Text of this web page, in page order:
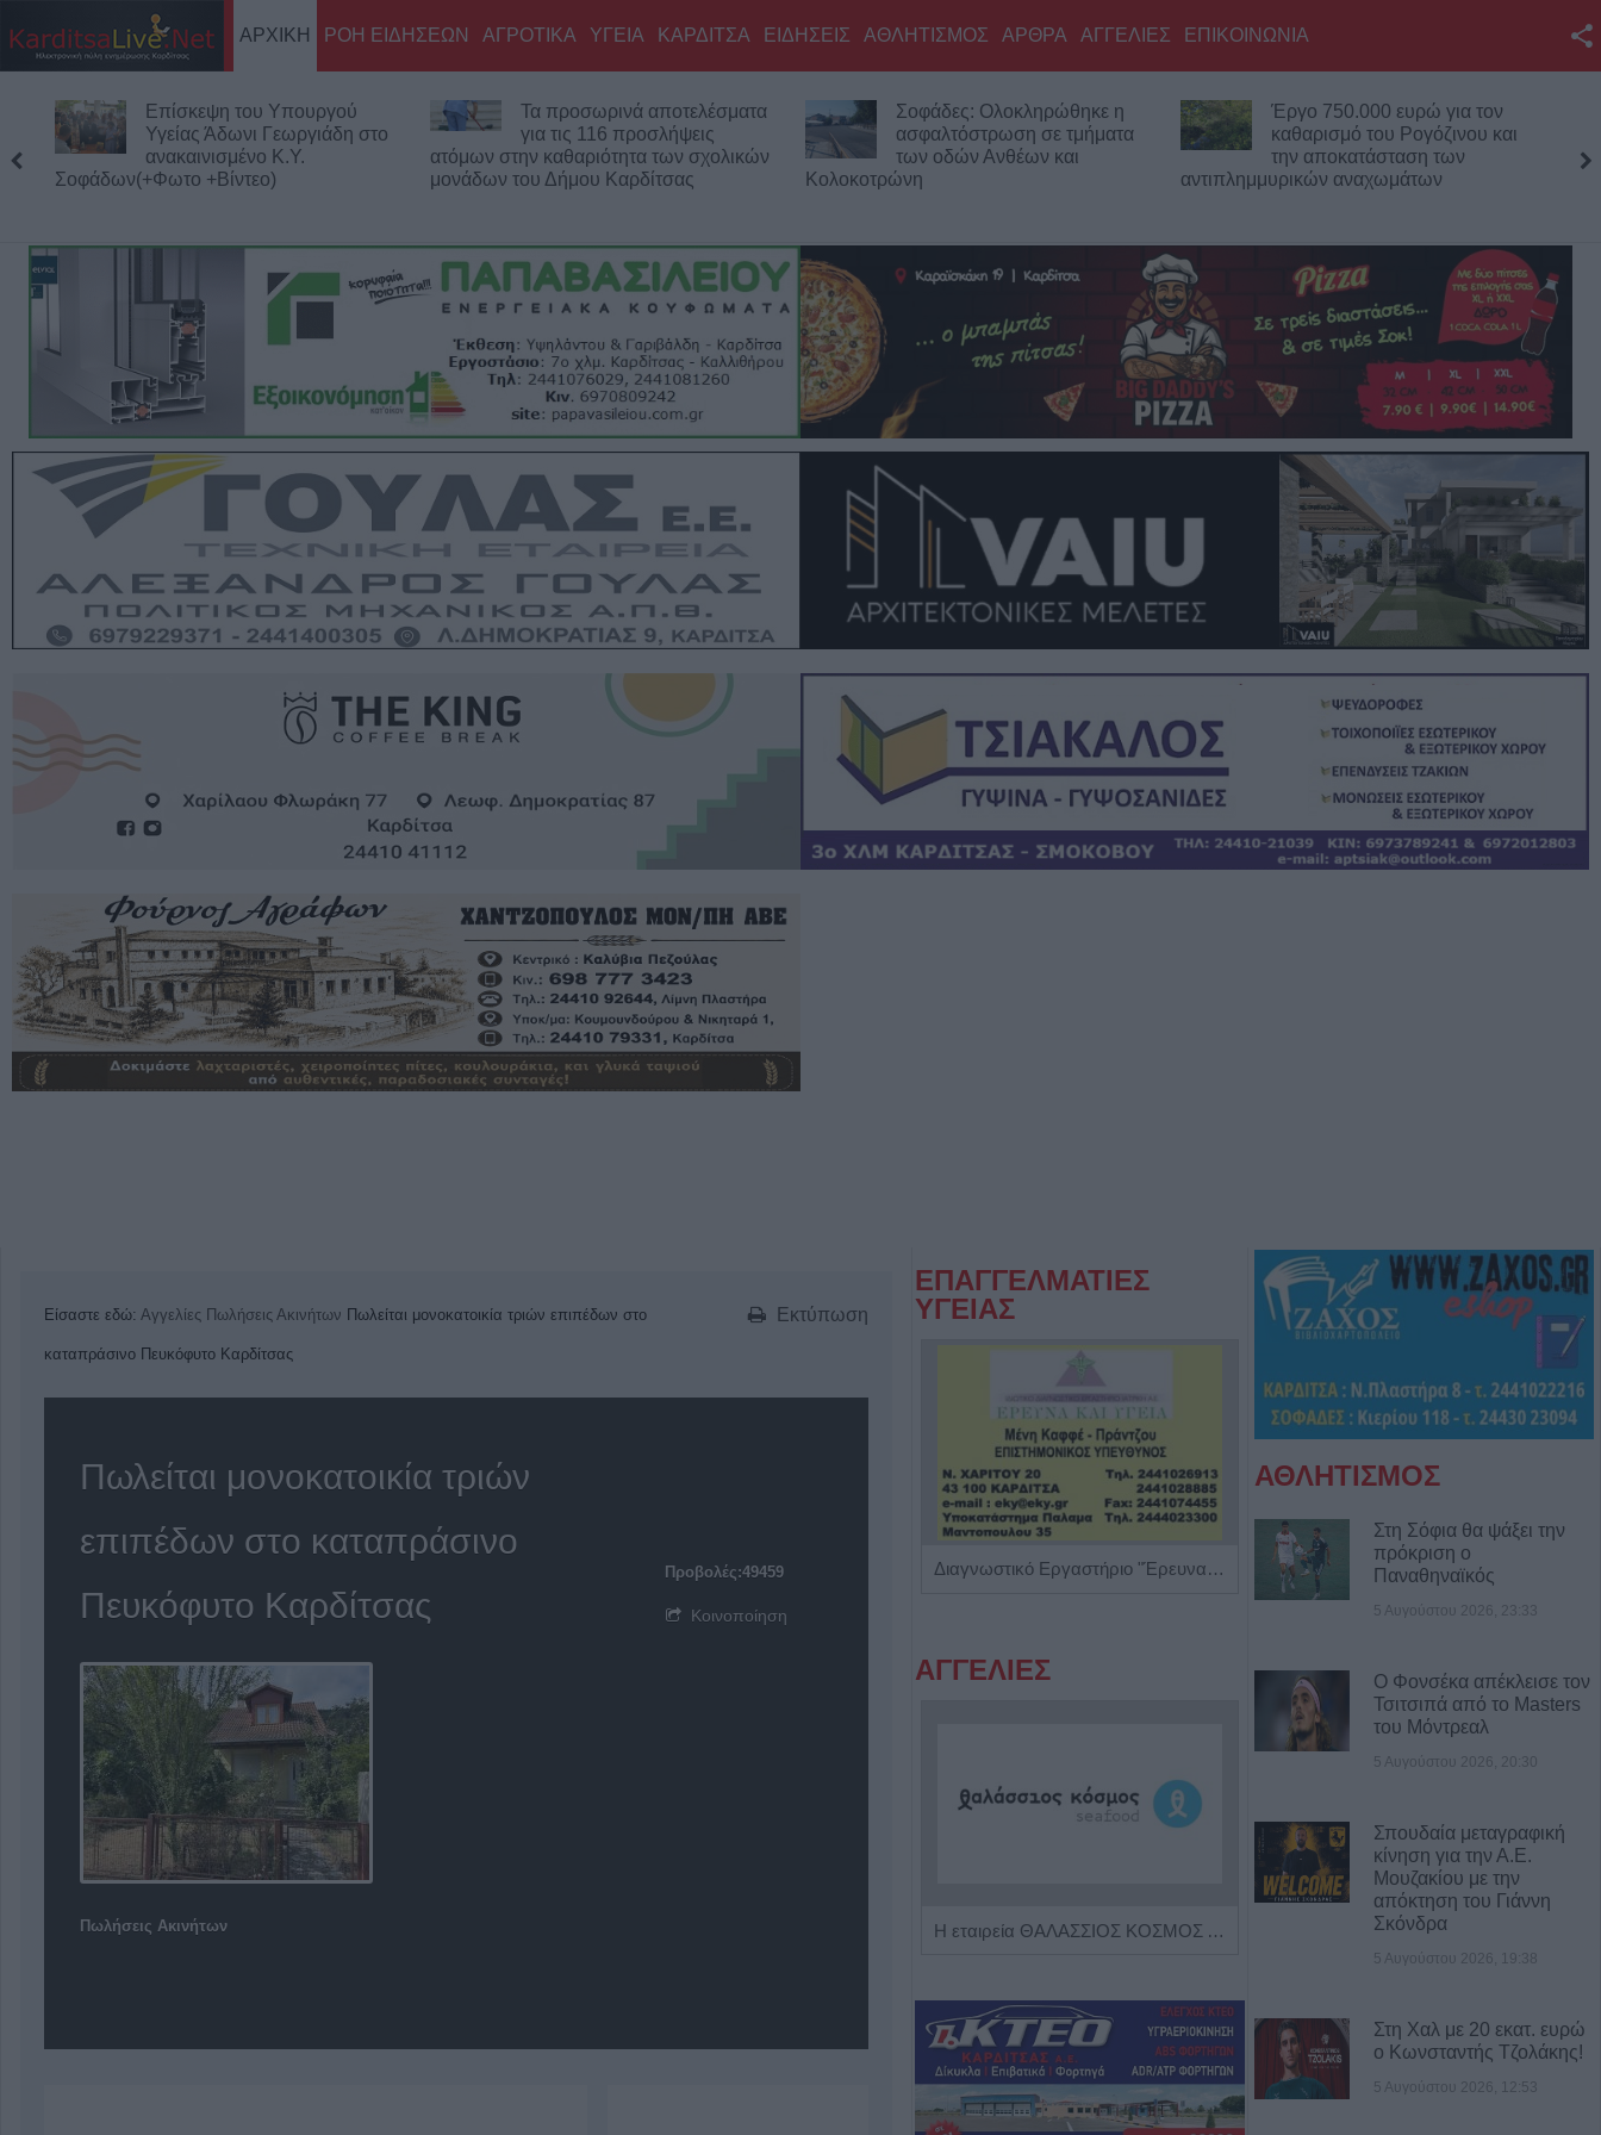
Twitter
YouTube
Επικοινωνία με το
KarditsaLive.Net
ΑΡΧΙΚΗ ΡΟΗ ΕΙΔΗΣΕΩΝ ΑΓΡΟΤΙΚΑ ΥΓΕΙΑ ΚΑΡΔΙΤΣΑ ΕΙΔΗΣΕΙΣ ΑΘΛΗΤΙΣΜΟΣ ΑΡΘΡΑ ΑΓΓΕΛΙΕΣ ΕΠΙΚΟΙΝΩΝΙΑ
Τα προσωρινά αποτελέσματα
για τις 116 προσλήψεις
ατόμων στην καθαριότητα των σχολικών
μονάδων του Δήμου Καρδίτσας
Σοφάδες: Ολοκληρώθηκε η
ασφαλτόστρωση σε τμήματα
των οδών Ανθέων και
Κολοκοτρώνη
Έργο 750.000 ευρώ για τον
καθαρισμό του Ρογόζινου και
την αποκατάσταση των
αντιπλημμυρικών αναχωμάτων
Στη Χαλ με 20 εκατ. ευρώ ο
Κωνσταντής Τζολάκης!
Εκτύπωση
Είσαστε εδώ: Αγγελίες Πωλήσεις Ακινήτων Πωλείται μονοκατοικία τριών επιπέδων στο
καταπράσινο Πευκόφυτο Καρδίτσας
Πωλείται μονοκατοικία τριών
επιπέδων στο καταπράσινο
Πευκόφυτο Καρδίτσας
Πωλήσεις Ακινήτων
Προβολές:49459
Κοινοποίηση
ΕΠΑΓΓΕΛΜΑΤΙΕΣ
ΥΓΕΙΑΣ
Διαγνωστικό Εργαστήριο "Έρευνα και Υγεία"
ΑΓΓΕΛΙΕΣ
Η εταιρεία ΘΑΛΑΣΣΙΟΣ ΚΟΣΜΟΣ Α.Ε.Β.Ε. επιθυμεί να προσλάβει Αποθηκάριο
ΑΘΛΗΤΙΣΜΟΣ
Στη Σόφια θα ψάξει την
πρόκριση ο
Παναθηναϊκός
5 Αυγούστου 2026, 23:33
Ο Φονσέκα απέκλεισε τον
Τσιτσιπά από το Masters
του Μόντρεαλ
5 Αυγούστου 2026, 20:30
Σπουδαία μεταγραφική
κίνηση για την Α.Ε.
Μουζακίου με την
απόκτηση του Γιάννη
Σκόνδρα
5 Αυγούστου 2026, 19:38
Στη Χαλ με 20 εκατ. ευρώ
ο Κωνσταντής Τζολάκης!
5 Αυγούστου 2026, 12:53